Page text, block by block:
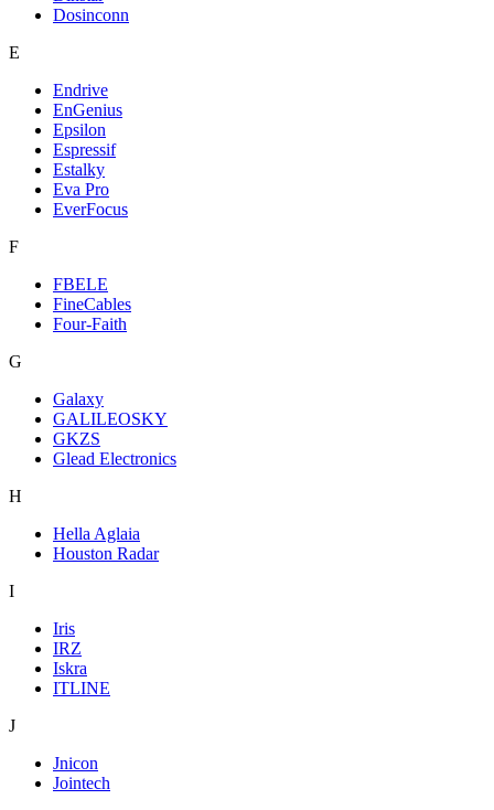
Dosinconn
E
Endrive
EnGenius
Epsilon
Espressif
Estalky
Eva Pro
EverFocus
F
FBELE
FineCables
Four-Faith
G
Galaxy
GALILEOSKY
GKZS
Glead Electronics
H
Hella Aglaia
Houston Radar
I
Iris
IRZ
Iskra
ITLINE
J
Jnicon
Jointech